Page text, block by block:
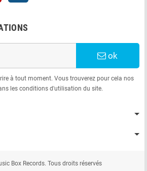
ok
à tout moment. Vous trouverez pour cela nos
les conditions d'utilisation du site.
Box Records. Tous droits réservés